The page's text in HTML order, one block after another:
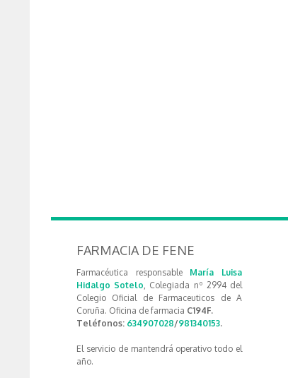
FARMACIA DE FENE
Farmacéutica responsable María Luisa
Hidalgo Sotelo, Colegiada nº 2994 del
Colegio Oficial de Farmaceuticos de A
Coruña. Oficina de farmacia C194F.
Teléfonos: 634907028/981340153.
El servicio de mantendrá operativo todo el
año.